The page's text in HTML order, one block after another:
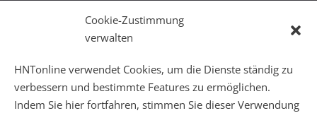
Cookie-Zustimmung
verwalten
HNTonline verwendet Cookies, um die Dienste ständig zu
verbessern und bestimmte Features zu ermöglichen.
Indem Sie hier fortfahren, stimmen Sie dieser Verwendung
Mo + Mi 16:00 – 18:00 Uhr
Mo – Fr 08:00 – 22:00 Uhr
Sa + So 10:00 – 18:00 Uhr